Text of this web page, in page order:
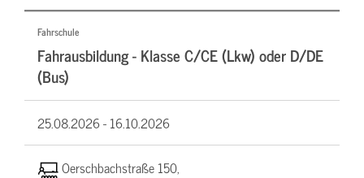
Fahrschule
Fahrausbildung - Klasse C/CE (Lkw) oder D/DE
(Bus)
25.08.2026 -16.10.2026
Oerschbachstraße 150,